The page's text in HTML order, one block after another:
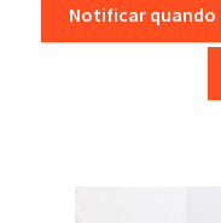
Notificar quando